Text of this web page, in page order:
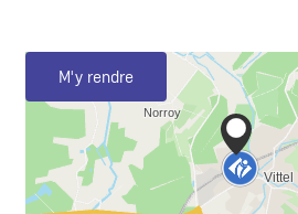
M'y rendre